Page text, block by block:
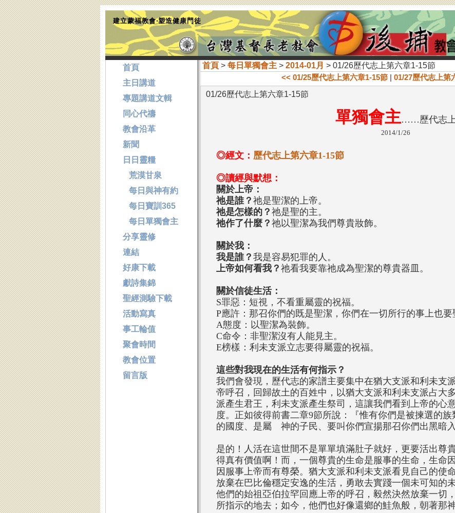
建立蒙福教會‧塑造健康門徒
首頁> 每日單獨會主> 2014-01月 > 01/26歷代志上第六章1-15節
<< 01/25歷代志上第六章1-15節 | 01/27歷代志上第
01/26歷代志上第六章1-15節
單獨會主……歷代志
2014/1/26
◎經文： 歷代志上第六章1-15節
◎讀經與默想：
關於上帝：
祂是誰？ 祂是聖潔的上帝。
祂是怎樣的？ 祂是聖的主。
祂作了什麼？ 祂以聖潔為我們尊貴妝飾。
關於我：
我是誰？ 我是容易犯罪的人。
上帝如何看我？ 祂看我要靠祂成為聖潔的尊貴器皿。
關於信徒生活：
S罪惡：短視，不看重屬靈的祝福。
P應許：那召你們的既是聖潔，你們在一切所行的事上也要
A態度：以聖潔為裝飾。
C命令：非聖潔沒有人能見主。
E榜樣：利未支派立志要得屬靈的祝福。
這些對我現在的生活有何指示？
我們會發現，歷代志的家譜主要集中在猶大支派和利未支
帝呼召，回歸故土的百姓中，以猶大支派和利未支派占大
派產生君王，利未支派產生祭司，這讓我們看到上帝的心
度。正如彼得前書二章9節所說：『惟有你們是被揀選的
的國度、是屬 神的子民、要叫你們宣揚那召你們出黑暗入
是的！人活在這世間不是單單填滿肚子就好，更要活出尊
得真有價值啊！而，一個尊貴的生命是服事的生命，生命
因服事上帝而有尊榮。猶大支派和利未支派看見自己的使
放棄在巴比倫穩定安逸的生活，勇敢去實踐一個未可知的
他們的始祖亞伯拉罕回應上帝的呼召，毅然決然放棄一切
所指示的地去；如今，他們也好像還鄉的鮭魚般，朝著那
首頁
主日講道
專題講道文輯
同心代禱
教會沿革
新聞
日日靈糧
荒漠甘泉
每日與神有約
每日寶訓365
每日單獨會主
分享靈修
連結
好康下載
獻詩集錦
聖經測驗下載
活動寫真
事工輪值
聚會時間
教會位置
留言版